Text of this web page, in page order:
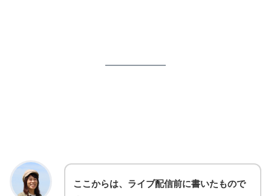
ここからは、ライブ配信前に書いたもので